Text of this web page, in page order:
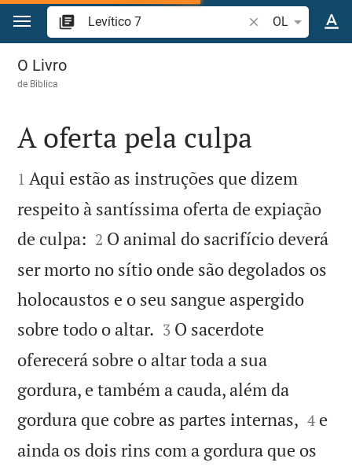
Ir para o conteúdo
Pesquise
OL
Levítico 7
O Livro
de Biblica

A oferta pela culpa

1 Aqui estão as instruções que dizem
respeito à santíssima oferta de expiação
de culpa: 

2 O animal do sacrifício deverá
ser morto no sítio onde são degolados os
holocaustos e o seu sangue aspergido
sobre todo o altar. 

3 O sacerdote
oferecerá sobre o altar toda a sua
gordura, e também a cauda, além da
gordura que cobre as partes internas, 

4 e
ainda os dois rins com a gordura que os